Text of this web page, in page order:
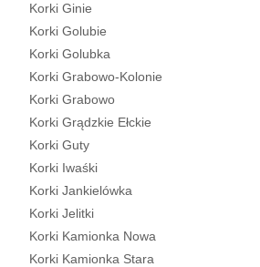
Korki Ginie
Korki Golubie
Korki Golubka
Korki Grabowo-Kolonie
Korki Grabowo
Korki Grądzkie Ełckie
Korki Guty
Korki Iwaśki
Korki Jankielówka
Korki Jelitki
Korki Kamionka Nowa
Korki Kamionka Stara